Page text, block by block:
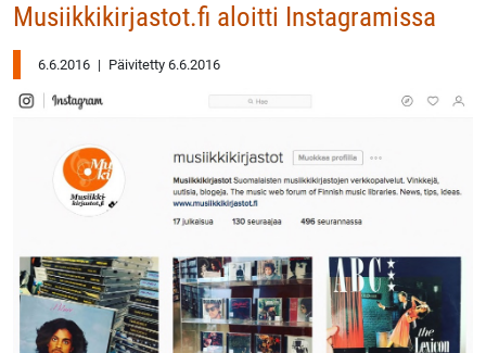
Musiikkikirjastot.fi aloitti Instagramissa
6.6.2016 | Päivitetty 6.6.2016